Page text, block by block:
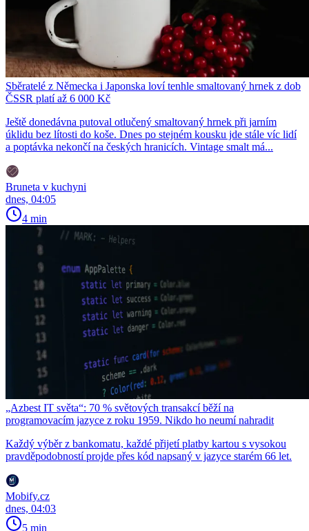
Sběratelé z Německa i Japonska loví tenhle smaltovaný hrnek z dob
ČSSR platí až 6 000 Kč
Ještě donedávna putoval otlučený smaltovaný hrnek při jarním
úklidu bez lítosti do koše. Dnes po stejném kousku jde stále víc lidí
a poptávka nekončí na českých hranicích. Vintage smalt má...
Bruneta v kuchyni
dnes, 04:05
4 min
„Azbest IT světa“: 70 % světových transakcí běží na
programovacím jazyce z roku 1959. Nikdo ho neumí nahradit
Každý výběr z bankomatu, každé přijetí platby kartou s vysokou
pravděpodobností projde přes kód napsaný v jazyce starém 66 let.
Mobify.cz
dnes, 04:03
5 min